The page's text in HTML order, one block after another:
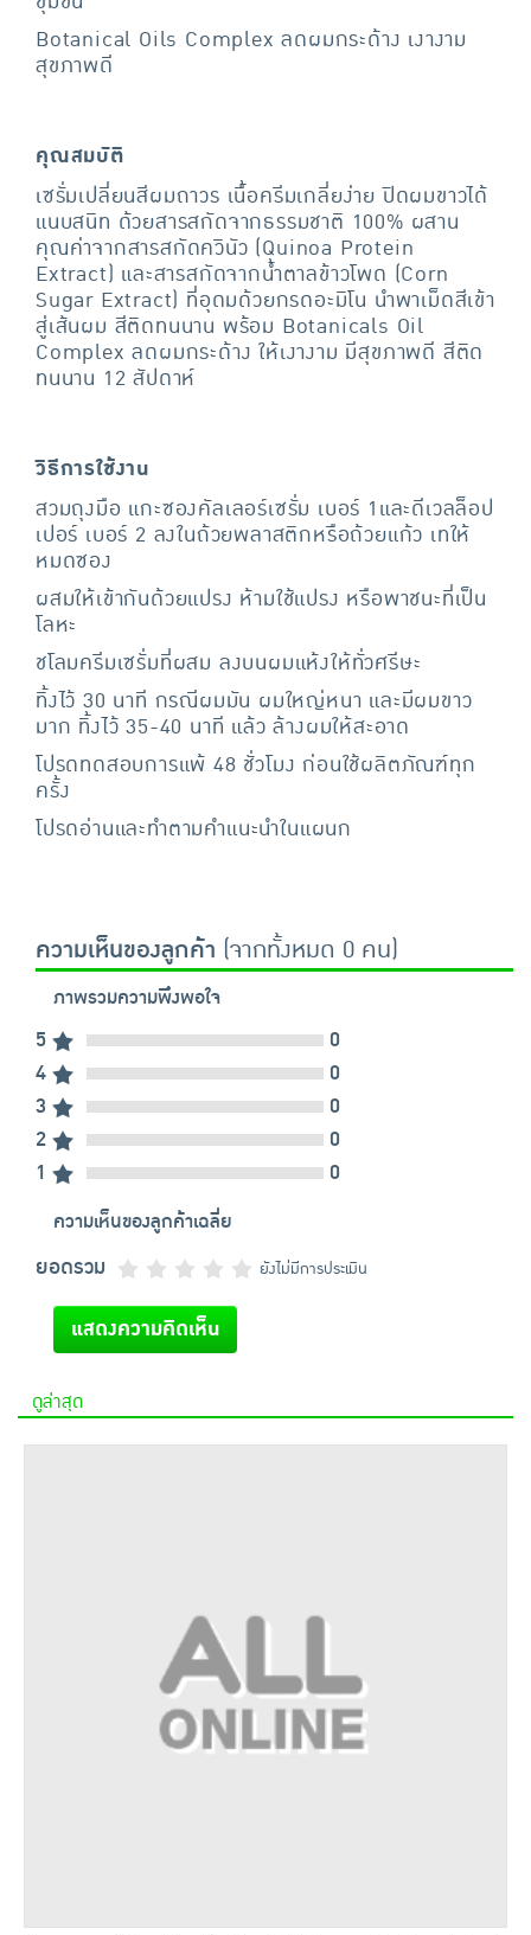
Botanical Oils Complex ลดผมกระด้าง เงางาม
สุขภาพดี
คุณสมบัติ
เซรั่มเปลี่ยนสีผมถาวร เนื้อครีมเกลี่ยง่าย ปิดผมขาวได้
แนบสนิท ด้วยสารสกัดจากธรรมชาติ 100% ผสาน
คุณค่าจากสารสกัดควินัว (Quinoa Protein
Extract) และสารสกัดจากน้ำตาลข้าวโพด (Corn
Sugar Extract) ที่อุดมด้วยกรดอะมิโน นำพาเม็ดสีเข้า
สู่เส้นผม สีติดทนนาน พร้อม Botanicals Oil
Complex ลดผมกระด้าง ให้เงางาม มีสุขภาพดี สีติด
ทนนาน 12 สัปดาห์
วิธีการใช้งาน
สวมถุงมือ แกะซองคัลเลอร์เซรั่ม เบอร์ 1และดีเวลล็อป
เปอร์ เบอร์ 2 ลงในถ้วยพลาสติกหรือถ้วยแก้ว เทให้
หมดซอง
ผสมให้เข้ากันด้วยแปรง ห้ามใช้แปรง หรือพาชนะที่เป็น
โลหะ
ชโลมครีมเซรั่มที่ผสม ลงบนผมแห้งให้ทั่วศรีษะ
ทิ้งไว้ 30 นาที กรณีผมมัน ผมใหญ่หนา และมีผมขาว
มาก ทิ้งไว้ 35-40 นาที แล้ว ล้างผมให้สะอาด
โปรดทดสอบการแพ้ 48 ชั่วโมง ก่อนใช้ผลิตภัณฑ์ทุก
ครั้ง
โปรดอ่านและทำตามคำแนะนำในแผนก
ความเห็นของลูกค้า (จากทั้งหมด 0 คน)
ภาพรวมความพึงพอใจ
5
0
4
0
3
0
2
0
1
0
ความเห็นของลูกค้าเฉลี่ย
ยอดรวม ยังไม่มีการประเมิน
แสดงความคิดเห็น
ดูล่าสุด